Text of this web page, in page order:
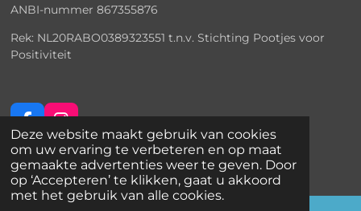
Deze website maakt gebruik van cookies
om uw ervaring te verbeteren en op maat
gemaakte advertenties weer te geven. Door
op ‘Accepteren’ te klikken, gaat u akkoord
met het gebruik van alle cookies.
ANBI-nummer 867355876
Rek: NL20RABO0389323551 t.n.v. Stichting Pootjes voor
Positiviteit
a
c
e
b
o
n
s
t
a
g
© 2025 Knuffelhondenteam
Powered byJouwWeb